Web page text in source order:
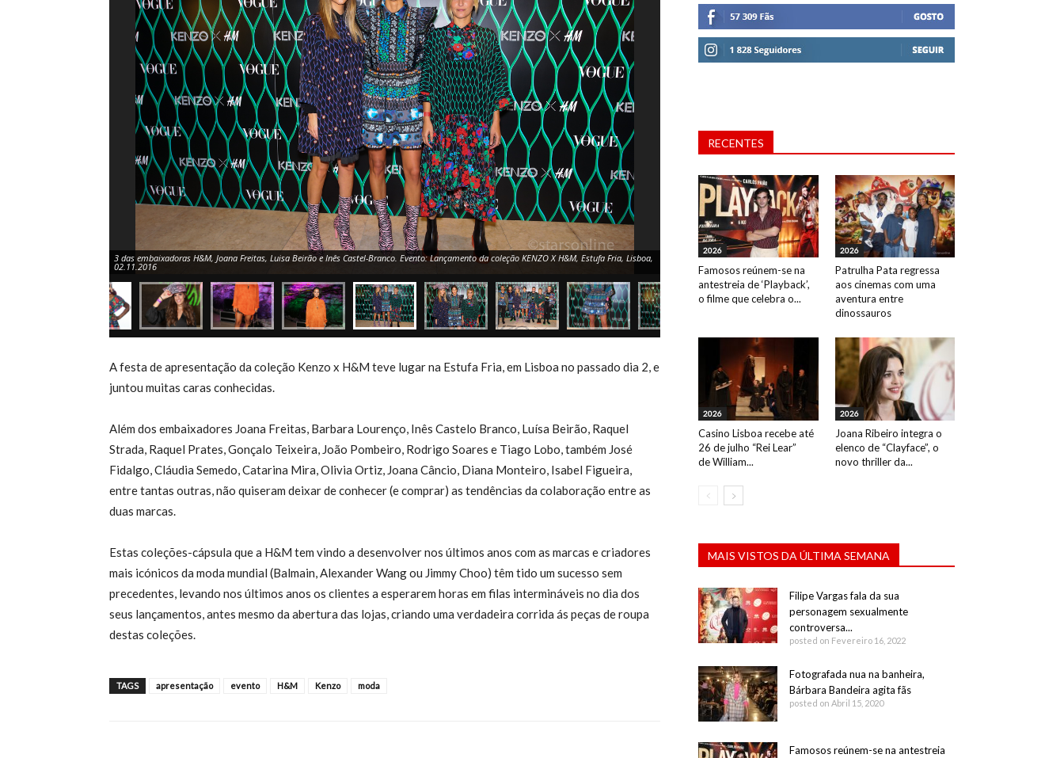
3 das embaixadoras H&M, Joana Freitas, Luisa Beirão e Inês Castel-Branco. Evento: Lançamento da coleção KENZO X H&M, Estufa Fria, Lisboa,
02.11.2016
3 das embaixadoras H&M, Joana Freitas, Luisa Beirão e Inês Castel-Branco. Evento: Lançamento da
02.11.2016
A festa de apresentação da coleção Kenzo x H&M teve lugar na Estufa Fria, em Lisboa no passado dia 2, e
juntou muitas caras conhecidas.
Além dos embaixadores Joana Freitas, Barbara Lourenço, Inês Castelo Branco, Luísa Beirão, Raquel
Strada, Raquel Prates, Gonçalo Teixeira, João Pombeiro, Rodrigo Soares e Tiago Lobo, também José
Fidalgo, Cláudia Semedo, Catarina Mira, Olivia Ortiz, Joana Câncio, Diana Monteiro, Isabel Figueira,
entre tantas outras, não quiseram deixar de conhecer (e comprar) as tendências da colaboração entre as
duas marcas.
Estas coleções-cápsula que a H&M tem vindo a desenvolver nos últimos anos com as marcas e criadores
mais icónicos da moda mundial (Balmain, Alexander Wang ou Jimmy Choo) têm tido um sucesso sem
precedentes, levando nos últimos anos os clientes a esperarem horas em filas intermináveis no dia dos
seus lançamentos, antes mesmo da abertura das lojas, criando uma verdadeira corrida ás peças de roupa
destas coleções.
TAGS apresentação evento H&M Kenzo moda
RECENTES
2026
Famosos reúnem-se na
antestreia de ‘Playback’,
o filme que celebra o...
2026
Patrulha Pata regressa
aos cinemas com uma
aventura entre
dinossauros
2026
Casino Lisboa recebe até
26 de julho “Rei Lear”
de William...
2026
Joana Ribeiro integra o
elenco de “Clayface”, o
novo thriller da...
MAIS VISTOS DA ÚLTIMA SEMANA
Filipe Vargas fala da sua
personagem sexualmente
controversa...
posted on Fevereiro 16, 2022
Fotografada nua na banheira,
Bárbara Bandeira agita fãs
posted on Abril 15, 2020
Famosos reúnem-se na antestreia